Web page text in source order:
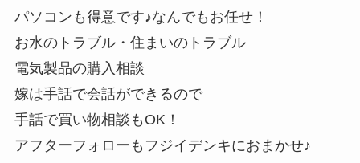
パソコンも得意です♪なんでもお任せ！
お水のトラブル・住まいのトラブル
電気製品の購入相談
嫁は手話で会話ができるので
手話で買い物相談もOK！
アフターフォローもフジイデンキにおまかせ♪